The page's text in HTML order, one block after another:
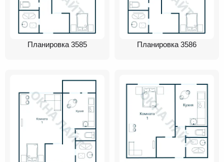
Планировка 3585 Планировка 3586